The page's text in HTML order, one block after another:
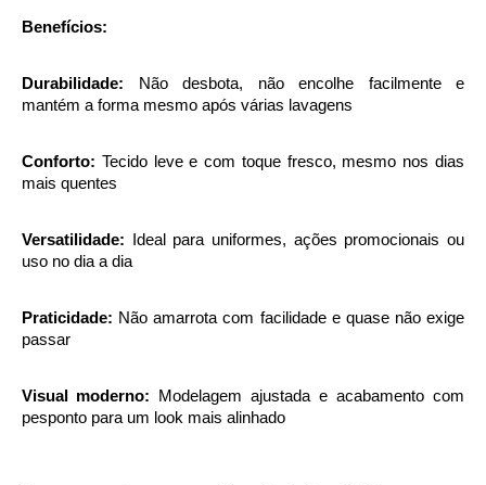
Benefícios:
Durabilidade: Não desbota, não encolhe facilmente e
mantém a forma mesmo após várias lavagens
Conforto: Tecido leve e com toque fresco, mesmo nos dias
mais quentes
Versatilidade: Ideal para uniformes, ações promocionais ou
uso no dia a dia
Praticidade: Não amarrota com facilidade e quase não exige
passar
Visual moderno: Modelagem ajustada e acabamento com
pesponto para um look mais alinhado